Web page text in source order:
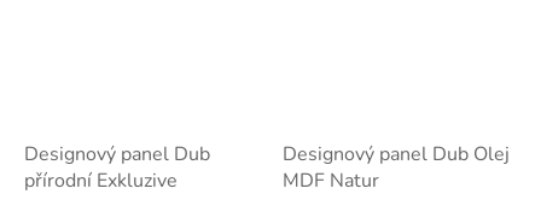
Designový panel Dub
přírodní Exkluzive
Designový panel Dub Olej
MDF Natur